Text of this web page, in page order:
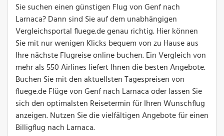
Sie suchen einen günstigen Flug von Genf nach
Larnaca? Dann sind Sie auf dem unabhängigen
Vergleichsportal fluege.de genau richtig. Hier können
Sie mit nur wenigen Klicks bequem von zu Hause aus
Ihre nächste Flugreise online buchen. Ein Vergleich von
mehr als 550 Airlines liefert Ihnen die besten Angebote.
Buchen Sie mit den aktuellsten Tagespreisen von
fluege.de Flüge von Genf nach Larnaca oder lassen Sie
sich den optimalsten Reisetermin für Ihren Wunschflug
anzeigen. Nutzen Sie die vielfältigen Angebote für einen
Billigflug nach Larnaca.